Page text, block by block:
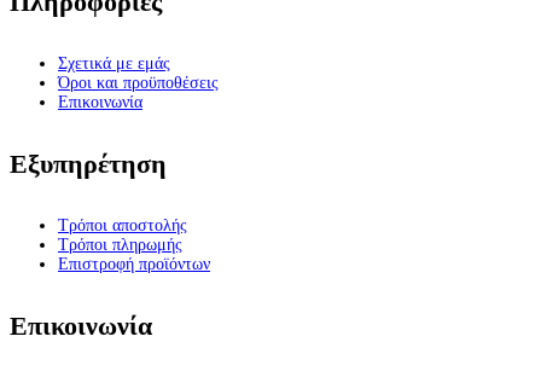
Σχετικά με εμάς
Όροι και προϋποθέσεις
Επικοινωνία
Εξυπηρέτηση
Τρόποι αποστολής
Τρόποι πληρωμής
Επιστροφή προϊόντων
Επικοινωνία